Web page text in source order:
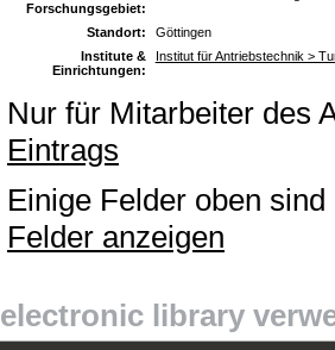
Forschungsgebiet:
Standort:
Göttingen
Institute &
Einrichtungen:
Institut für Antriebstechnik >
Nur für Mitarbeiter des
Eintrags
Einige Felder oben
Felder anzeigen
electronic library